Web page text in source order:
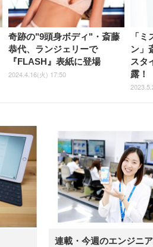
奇跡の"9頭身ボディ"・斎藤
恭代、ランジェリーで
『FLASH』表紙に登場
2024.4.16(火) 17:50
「
ン」
スタ
露！
連載・今週のエンジニ